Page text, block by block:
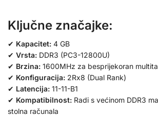
Ključne značajke:
✔ Kapacitet: 4 GB
✔ Vrsta: DDR3 (PC3-12800U)
✔ Brzina: 1600MHz za besprijekoran
✔ Konfiguracija: 2Rx8 (Dual Rank)
✔ Latencija: 11-11-B1
✔ Kompatibilnost: Radi s većinom DDR3
stolna računala